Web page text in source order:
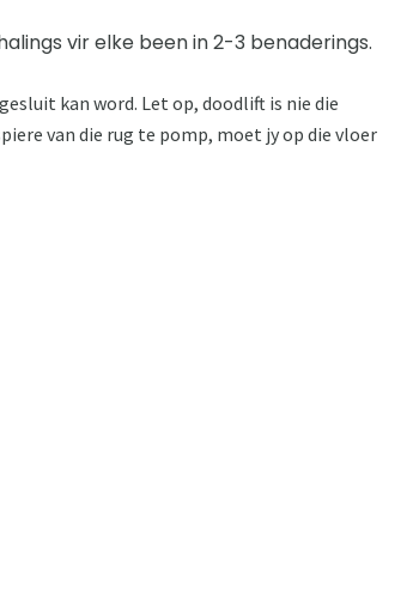
vir elke been in 2-3 benaderings.
kan word. Let op, doodlift is nie die
van die rug te pomp, moet jy op die vloer